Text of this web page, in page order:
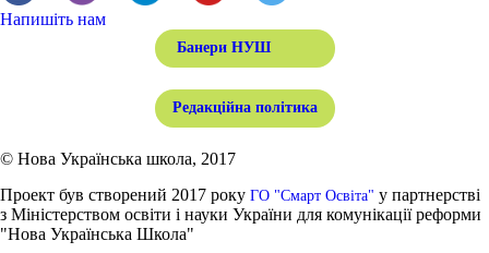
Напишіть нам
Банери НУШ
Редакційна політика
© Нова Українська школа, 2017
Проект був створений 2017 року ГО "Смарт Освіта" у партнерстві
з Міністерством освіти і науки України для комунікації реформи
"Нова Українська Школа"